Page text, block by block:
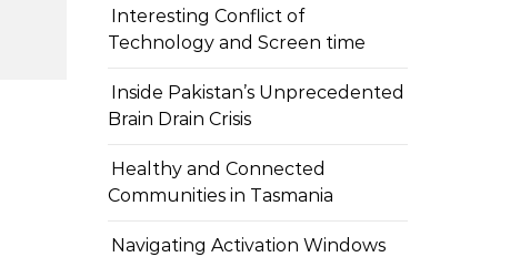
Interesting Conflict of
Technology and Screen time
Inside Pakistan’s Unprecedented
Brain Drain Crisis
Healthy and Connected
Communities in Tasmania
Navigating Activation Windows